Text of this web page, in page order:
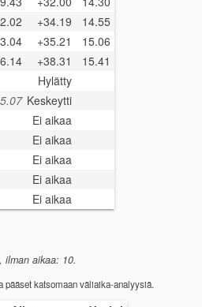
+34.19
14.55
+35.21
15.06
+38.31
15.41
Hylätty
Keskeytti
Ei aikaa
Ei aikaa
Ei aikaa
Ei aikaa
Ei aikaa
aikaa: 10.
pääset katsomaan väliaika-analyysiä.